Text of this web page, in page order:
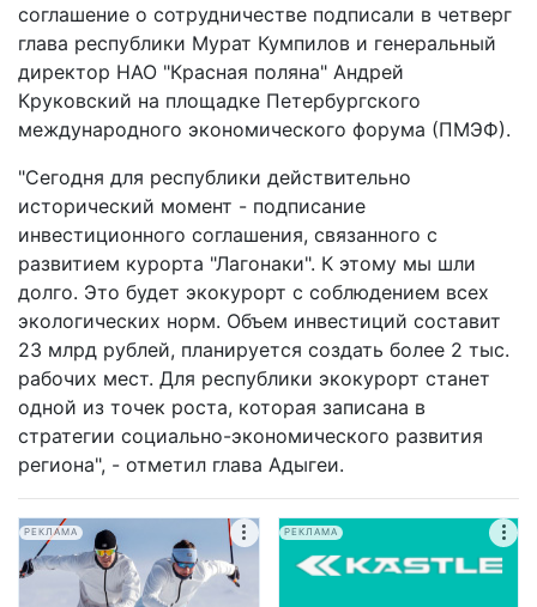
соглашение о сотрудничестве подписали в четверг
глава республики Мурат Кумпилов и генеральный
директор НАО "Красная поляна" Андрей
Круковский на площадке Петербургского
международного экономического форума (ПМЭФ).
"Сегодня для республики действительно
исторический момент - подписание
инвестиционного соглашения, связанного с
развитием курорта "Лагонаки". К этому мы шли
долго. Это будет экокурорт с соблюдением всех
экологических норм. Объем инвестиций составит
23 млрд рублей, планируется создать более 2 тыс.
рабочих мест. Для республики экокурорт станет
одной из точек роста, которая записана в
стратегии социально-экономического развития
региона", - отметил глава Адыгеи.
РЕКЛАМА РЕКЛАМА